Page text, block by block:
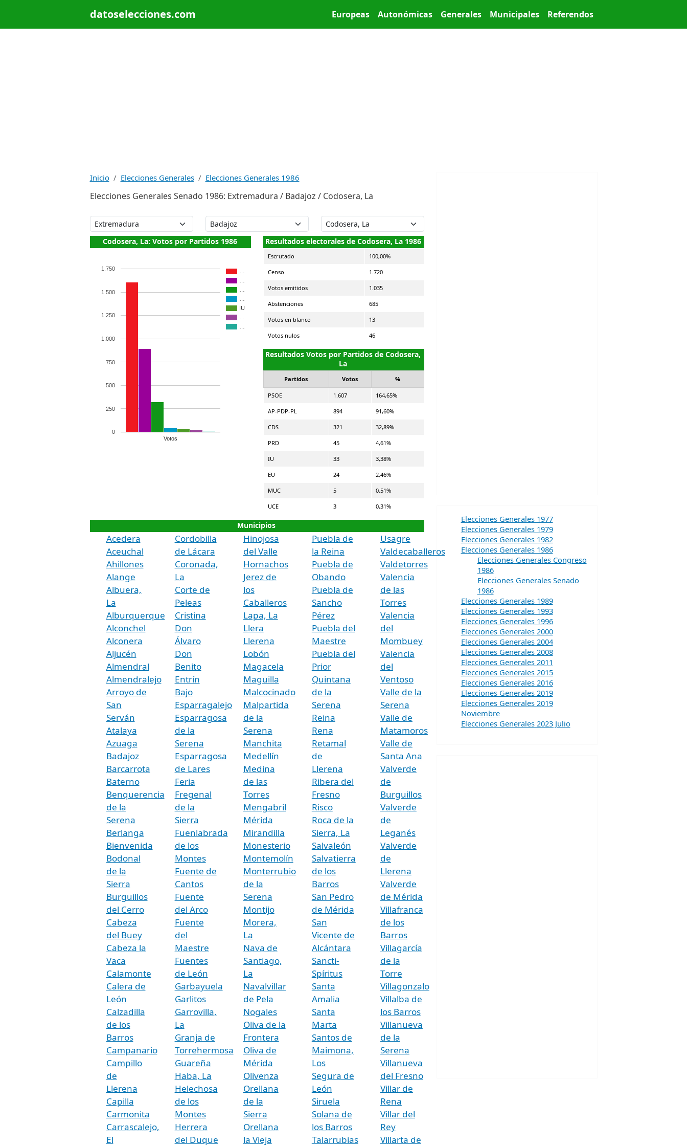
datoselecciones.com Main menu
Europeas Autonómicas Generales Municipales Referendos
Inicio Elecciones Generales Elecciones Generales 1986
Elecciones Generales Senado 1986: Extremadura / Badajoz / Codosera, La
Codosera, La: Votos por Partidos 1986
IU
Votos
0
250
500
750
1.000
1.250
1.500
1.750
Resultados electorales de Codosera, La 1986
Escrutado 100,00%
Censo 1.720
Votos emitidos 1.035
Abstenciones 685
Votos en blanco 13
Votos nulos 46
Resultados Votos por Partidos de Codosera,
La
Partidos Votos %
PSOE 1.607 164,65%
AP-PDP-PL 894 91,60%
CDS 321 32,89%
PRD 45 4,61%
IU 33 3,38%
EU 24 2,46%
MUC 5 0,51%
UCE 3 0,31%
Municipios
Acedera
Aceuchal
Ahillones
Alange
Albuera,
La
Alburquerque
Alconchel
Alconera
Aljucén
Almendral
Almendralejo
Arroyo de
San
Serván
Atalaya
Azuaga
Badajoz
Barcarrota
Baterno
Benquerencia
de la
Serena
Berlanga
Bienvenida
Bodonal
de la
Sierra
Burguillos
del Cerro
Cabeza
del Buey
Cabeza la
Vaca
Calamonte
Calera de
León
Calzadilla
de los
Barros
Campanario
Campillo
de
Llerena
Capilla
Carmonita
Carrascalejo,
El
Cordobilla
de Lácara
Coronada,
La
Corte de
Peleas
Cristina
Don
Álvaro
Don
Benito
Entrín
Bajo
Esparragalejo
Esparragosa
de la
Serena
Esparragosa
de Lares
Feria
Fregenal
de la
Sierra
Fuenlabrada
de los
Montes
Fuente de
Cantos
Fuente
del Arco
Fuente
del
Maestre
Fuentes
de León
Garbayuela
Garlitos
Garrovilla,
La
Granja de
Torrehermosa
Guareña
Haba, La
Helechosa
de los
Montes
Herrera
del Duque
Hinojosa
del Valle
Hornachos
Jerez de
los
Caballeros
Lapa, La
Llera
Llerena
Lobón
Magacela
Maguilla
Malcocinado
Malpartida
de la
Serena
Manchita
Medellín
Medina
de las
Torres
Mengabril
Mérida
Mirandilla
Monesterio
Montemolín
Monterrubio
de la
Serena
Montijo
Morera,
La
Nava de
Santiago,
La
Navalvillar
de Pela
Nogales
Oliva de la
Frontera
Oliva de
Mérida
Olivenza
Orellana
de la
Sierra
Orellana
la Vieja
Puebla de
la Reina
Puebla de
Obando
Puebla de
Sancho
Pérez
Puebla del
Maestre
Puebla del
Prior
Quintana
de la
Serena
Reina
Rena
Retamal
de
Llerena
Ribera del
Fresno
Risco
Roca de la
Sierra, La
Salvaleón
Salvatierra
de los
Barros
San Pedro
de Mérida
San
Vicente de
Alcántara
Sancti-
Spíritus
Santa
Amalia
Santa
Marta
Santos de
Maimona,
Los
Segura de
León
Siruela
Solana de
los Barros
Talarrubias
Usagre
Valdecaballeros
Valdetorres
Valencia
de las
Torres
Valencia
del
Mombuey
Valencia
del
Ventoso
Valle de la
Serena
Valle de
Matamoros
Valle de
Santa Ana
Valverde
de
Burguillos
Valverde
de
Leganés
Valverde
de
Llerena
Valverde
de Mérida
Villafranca
de los
Barros
Villagarcía
de la
Torre
Villagonzalo
Villalba de
los Barros
Villanueva
de la
Serena
Villanueva
del Fresno
Villar de
Rena
Villar del
Rey
Villarta de
Elecciones Generales 1977
Elecciones Generales 1979
Elecciones Generales 1982
Elecciones Generales 1986
Elecciones Generales Congreso
1986
Elecciones Generales Senado
1986
Elecciones Generales 1989
Elecciones Generales 1993
Elecciones Generales 1996
Elecciones Generales 2000
Elecciones Generales 2004
Elecciones Generales 2008
Elecciones Generales 2011
Elecciones Generales 2015
Elecciones Generales 2016
Elecciones Generales 2019
Elecciones Generales 2019
Noviembre
Elecciones Generales 2023 Julio